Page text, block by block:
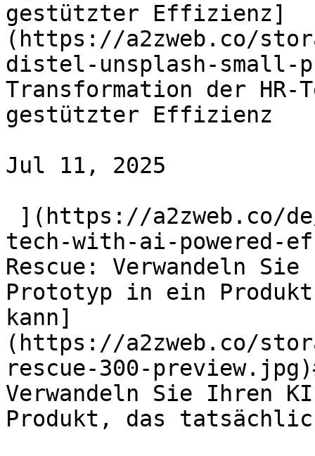
gestützter Effizienz]
(https://a2zweb.co/
distel-unsplash-small-
Transformation der
gestützter Effizienz
Jul 11, 2025
tech-with-ai-powered-
Rescue: Verwandeln
Prototyp in ein
kann]
(https://a2zweb.co/
rescue-300-
Verwandeln Sie Ihren
Produkt, das